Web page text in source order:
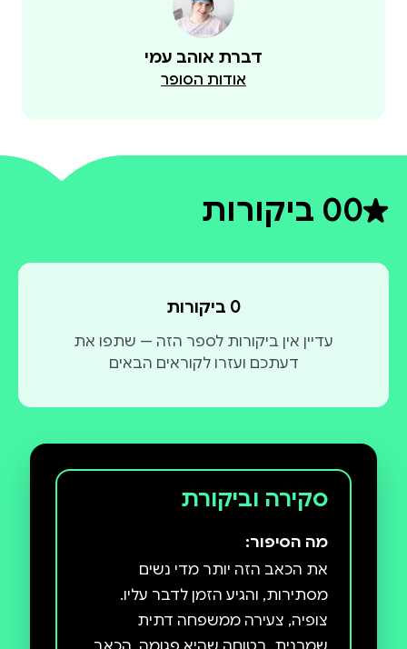
דברת אוהב עמי
אודות הסופר
0דירוג ממוצע 0 מתוך 5
0 ביקורות
0 ביקורות
עדיין אין ביקורות לספר הזה — שתפו את
דעתכם ועזרו לקוראים הבאים
סקירה וביקורת
מה הסיפור:
את הכאב הזה יותר מדי נשים
צופיה, צעירה ממשפחה דתית